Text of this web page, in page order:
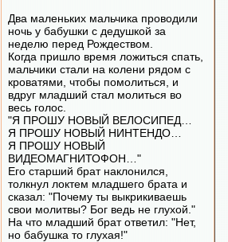
Два маленьких мальчика проводили
ночь у бабушки с дедушкой за
неделю перед Рождеством.
Когда пришло время ложиться спать,
мальчики стали на колени рядом с
кроватями, чтобы помолиться, и
вдруг младший стал молиться во
весь голос.
"Я ПРОШУ НОВЫЙ ВЕЛОСИПЕД…
Я ПРОШУ НОВЫЙ НИНТЕНДО…
Я ПРОШУ НОВЫЙ
ВИДЕОМАГНИТОФОН…"
Его старший брат наклонился,
толкнул локтем младшего брата и
сказал: "Почему ты выкрикиваешь
свои молитвы? Бог ведь не глухой."
На что младший брат ответил: "Нет,
но бабушка то глухая!"